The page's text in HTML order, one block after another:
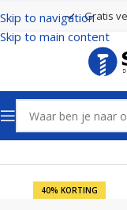
Skip to navigation
Skip to main content
Gratis
Home Poort- en
40% KORTING